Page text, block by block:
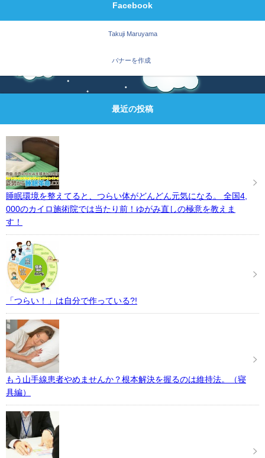
Facebook
Takuji Maruyama
バナーを作成
最近の投稿
睡眠環境を整えてると、つらい体がどんどん元気になる。 全国4,
000のカイロ施術院では当たり前！ゆがみ直しの極意を教えま
す！
「つらい！」は自分で作っている?!
もう山手線患者やめませんか？根本解決を握るのは維持法。（寝
具編）